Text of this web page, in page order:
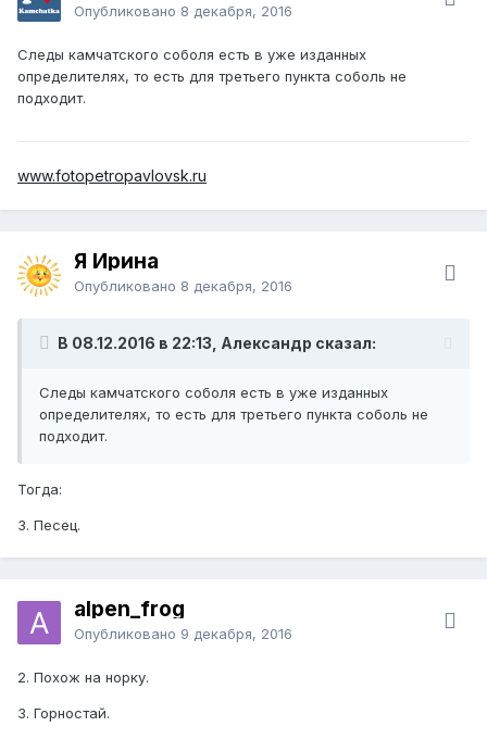
Опубликовано 8 декабря, 2016
Следы камчатского соболя есть в уже изданных
определителях, то есть для третьего пункта соболь не
подходит.
www.fotopetropavlovsk.ru
Я Ирина
Опубликовано 8 декабря, 2016
В 08.12.2016 в 22:13, Александр сказал:
Следы камчатского соболя есть в уже изданных
определителях, то есть для третьего пункта соболь не
подходит.
Тогда:
3. Песец.
alpen_frog
Опубликовано 9 декабря, 2016
2. Похож на норку.
3. Горностай.